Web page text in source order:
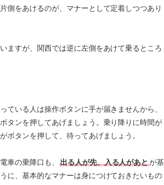
側をあけるのが、マナーとして定着しつつあり
ますが、関西では逆に左側をあけて乗るところ
ている人は操作ボタンに手が届きませんから、
タンを押してあげましょう。乗り降りに時間が
ボタンを押して、待ってあげましょう。
車の乗降口も、 出る人が先、入る人があとが基
に、基本的なマナーは身につけておきたいもの